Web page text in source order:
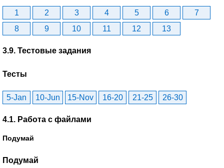
1 2 3 4 5 6
7
8
9 10 11 12 13
3.9. Тестовые задания
Тесты
5-Jan 10-Jun 15-Nov 16-20 21-25 26-30
4.1. Работа с файлами
Подумай
Подумай